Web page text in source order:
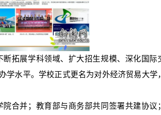
拓展学科领域、扩大招生规模、深化国际
学水平。学校正式更名为对外经济贸易大学
合并；教育部与商务部共同签署共建协议